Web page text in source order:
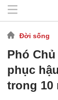
Đời sống
Phó
phục
trong 10